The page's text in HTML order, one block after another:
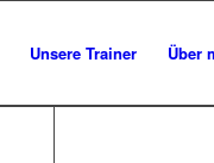
Unsere Trainer Über